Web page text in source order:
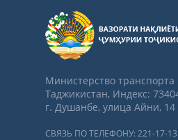
Министерство транспорта
Таджикистан, Индекс:
г. Душанбе, улица Айни, 14
СВЯЗЬ ПО ТЕЛЕФОНУ: 221-17-13